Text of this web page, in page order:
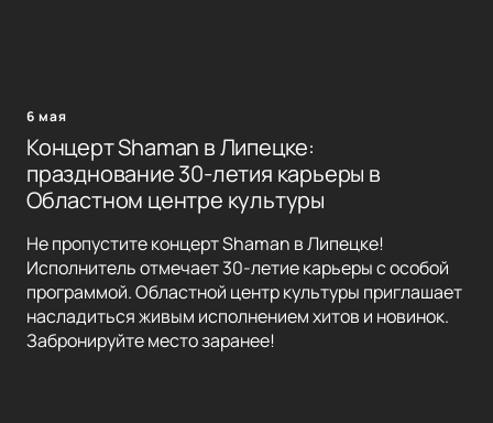
6 мая
Концерт Shaman в Липецке:
празднование 30-летия карьеры в
Областном центре культуры
Не пропустите концерт Shaman в Липецке!
Исполнитель отмечает 30-летие карьеры с особой
программой. Областной центр культуры приглашает
насладиться живым исполнением хитов и новинок.
Забронируйте место заранее!